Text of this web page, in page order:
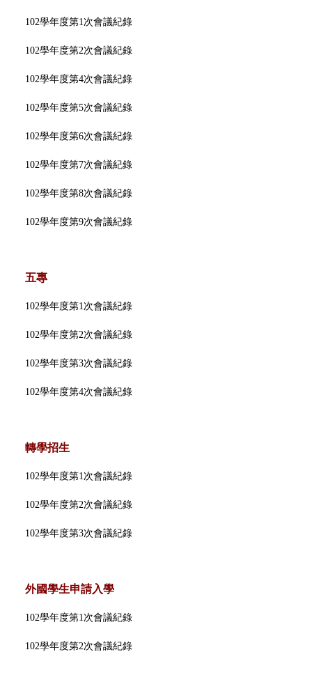
102學年度第1次會議紀錄
102學年度第2次會議紀錄
102學年度第4次會議紀錄
102學年度第5次會議紀錄
102學年度第6次會議紀錄
102學年度第7次會議紀錄
102學年度第8次會議紀錄
102學年度第9次會議紀錄
五專
102學年度第1次會議紀錄
102學年度第2次會議紀錄
102學年度第3次會議紀錄
102學年度第4次會議紀錄
轉學招生
102學年度第1次會議紀錄
102學年度第2次會議紀錄
102學年度第3次會議紀錄
外國學生申請入學
102學年度第1次會議紀錄
102學年度第2次會議紀錄